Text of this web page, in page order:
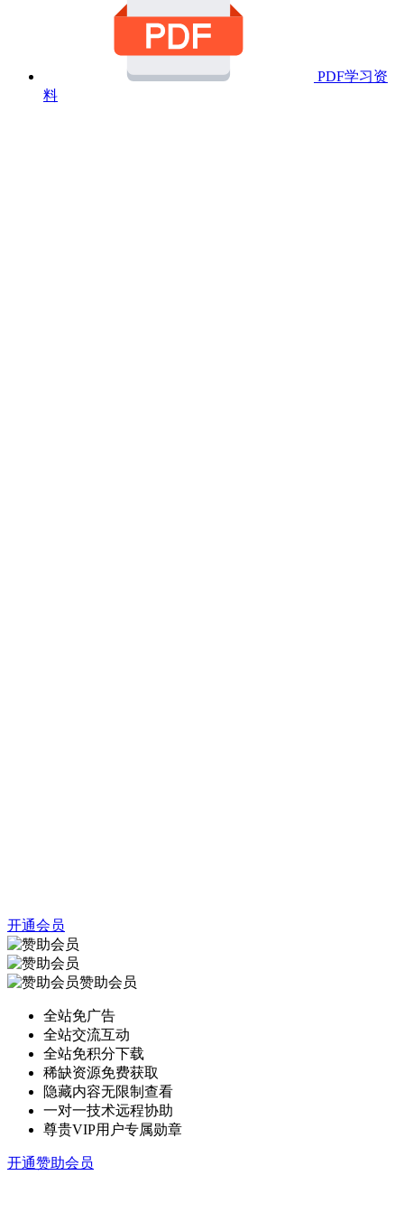
PDF学习资
料
开通会员
赞助会员
全站免广告
全站交流互动
全站免积分下载
稀缺资源免费获取
隐藏内容无限制查看
一对一技术远程协助
尊贵VIP用户专属勋章
开通赞助会员